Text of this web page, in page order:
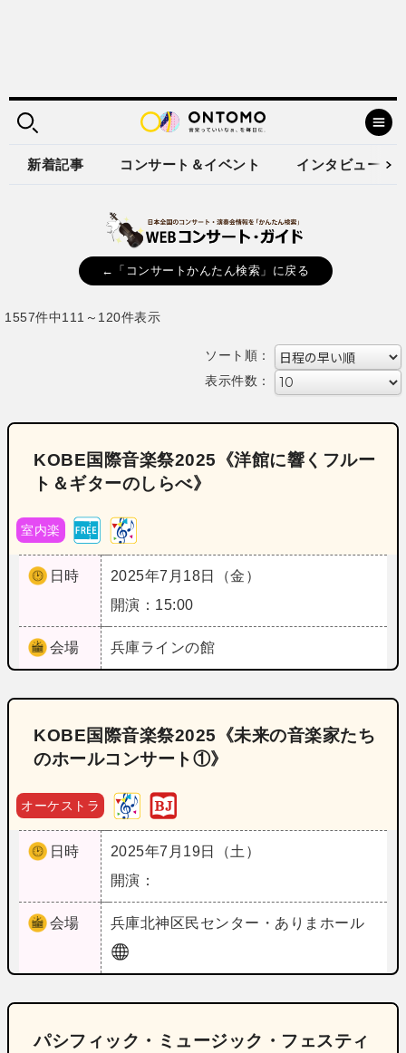
新着記事 コンサート＆イベント インタビュー
←「コンサートかんたん検索」に戻る
1557件中111～120件表示
ソート順：
表示件数：
KOBE国際音楽祭2025《洋館に響くフルー
ト＆ギターのしらべ》
室内楽
日時
2025年7月18日（金）
開演：15:00
会場 兵庫ラインの館
KOBE国際音楽祭2025《未来の音楽家たち
のホールコンサート①》
オーケストラ
日時
2025年7月19日（土）
開演：
会場 兵庫北神区民センター・ありまホール
パシフィック・ミュージック・フェスティ